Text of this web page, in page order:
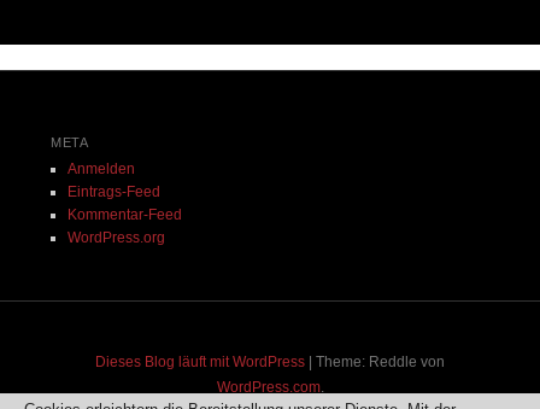
META
Anmelden
Eintrags-Feed
Kommentar-Feed
WordPress.org
Dieses Blog läuft mit WordPress
Theme: Reddle von
WordPress.com.